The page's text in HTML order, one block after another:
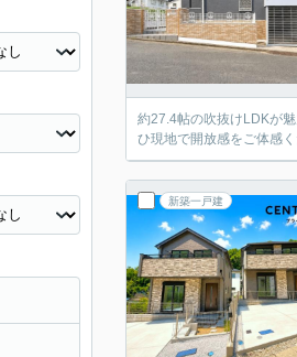
約27.4帖の吹抜けLDKが
ひ現地で開放感をご体感く
新築一戸建